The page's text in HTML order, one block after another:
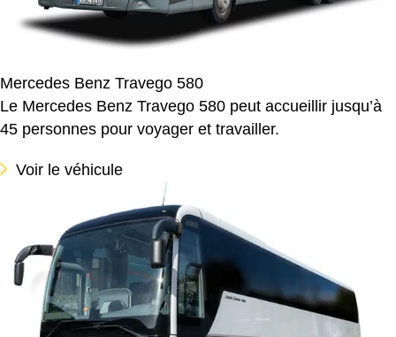
Mercedes Benz Travego 580
Le Mercedes Benz Travego 580 peut accueillir jusqu’à
45 personnes pour voyager et travailler.
Voir le véhicule